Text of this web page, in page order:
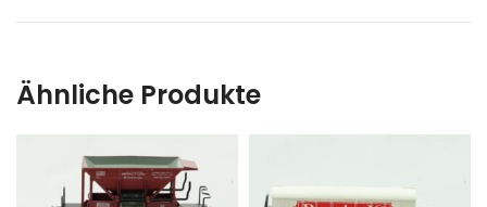
Ähnliche Produkte